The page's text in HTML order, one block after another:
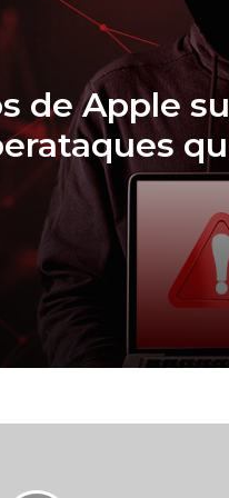
de Apple